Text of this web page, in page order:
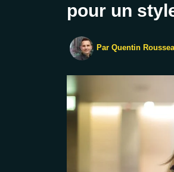
pour un
Par Quentin